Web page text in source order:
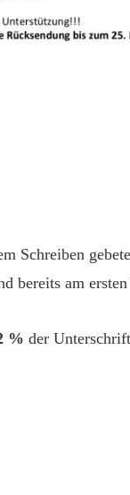
Schreiben
bereits am ersten
%der